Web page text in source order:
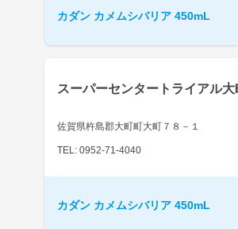
カダン カメムシバリア 450mL
スーパーセンタートライアル大
佐賀県杵島郡大町町大町７８－１
TEL: 0952-71-4040
カダン カメムシバリア 450mL